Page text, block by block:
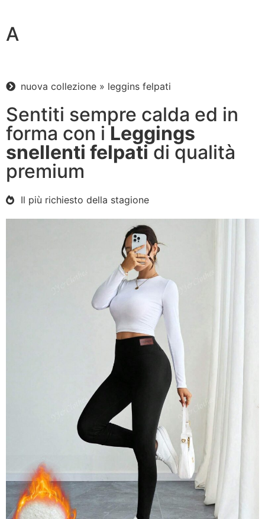
A
nuova collezione » leggins felpati
Sentiti sempre calda ed in
forma con iLeggings
snellenti felpatidi qualità
premium
Il più richiesto della stagione